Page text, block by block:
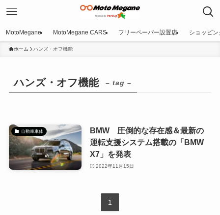
MotoMegane MotoMegane CARS フリーペーパー設置店 ショッピン
ホーム ハンズ・オフ機能
ハンズ・オフ機能 – tag –
自動車車体
BMW 圧倒的な存在感＆最新の
運転支援システム搭載の「BMW
X7」を発表
2022年11月15日
1